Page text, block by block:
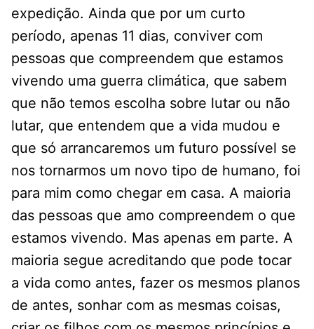
expedição. Ainda que por um curto
período, apenas 11 dias, conviver com
pessoas que compreendem que estamos
vivendo uma guerra climática, que sabem
que não temos escolha sobre lutar ou não
lutar, que entendem que a vida mudou e
que só arrancaremos um futuro possível se
nos tornarmos um novo tipo de humano, foi
para mim como chegar em casa. A maioria
das pessoas que amo compreendem o que
estamos vivendo. Mas apenas em parte. A
maioria segue acreditando que pode tocar
a vida como antes, fazer os mesmos planos
de antes, sonhar com as mesmas coisas,